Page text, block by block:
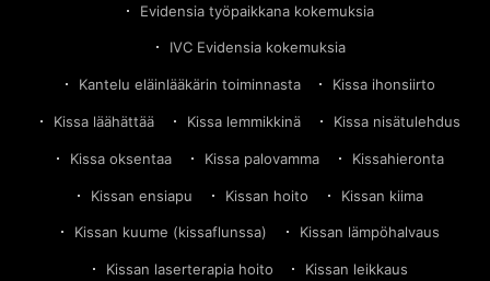
Evidensia työpaikkana kokemuksia
IVC Evidensia kokemuksia
Kantelu eläinlääkärin toiminnasta Kissa ihonsiirto
Kissa läähättää Kissa lemmikkinä Kissa nisätulehdus
Kissa oksentaa Kissa palovamma Kissahieronta
Kissan ensiapu Kissan hoito Kissan kiima
Kissan kuume (kissaflunssa) Kissan lämpöhalvaus
Kissan laserterapia hoito Kissan leikkaus